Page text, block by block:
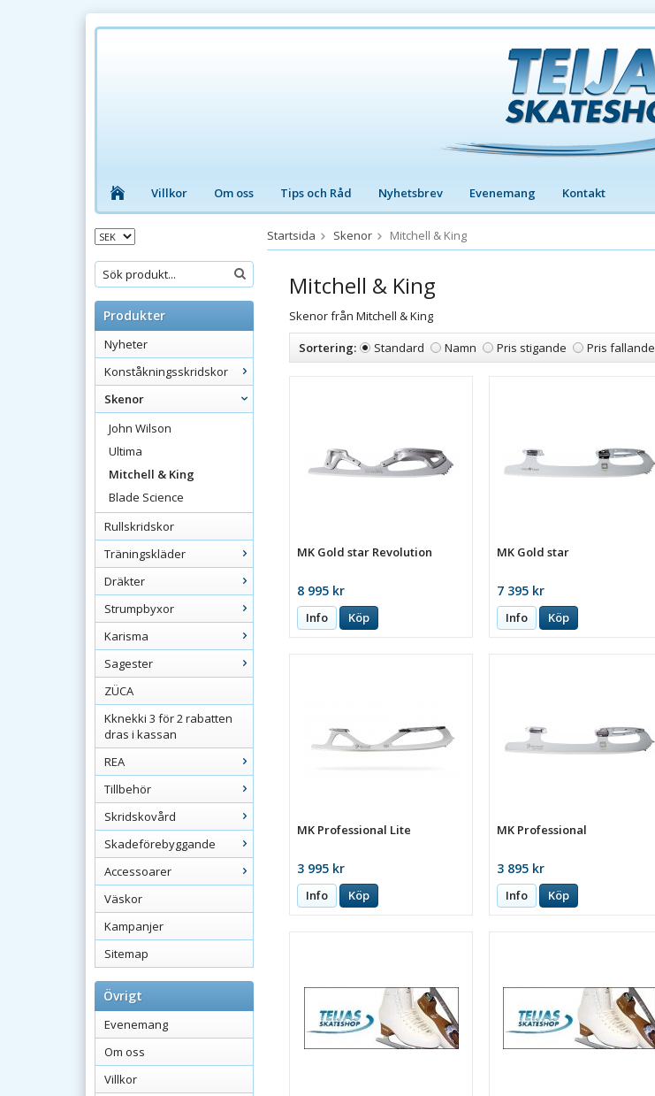
Villkor Om oss Tips och Råd Nyhetsbrev Evenemang Kontakt
Produkter
Nyheter
Konståkningsskridskor
Skenor
John Wilson
Ultima
Mitchell & King
Blade Science
Rullskridskor
Träningskläder
Dräkter
Strumpbyxor
Karisma
Sagester
ZÜCA
Kknekki 3 för 2 rabatten
dras i kassan
REA
Tillbehör
Skridskovård
Skadeförebyggande
Accessoarer
Väskor
Kampanjer
Sitemap
Övrigt
Evenemang
Om oss
Villkor
Startsida Skenor Mitchell & King
Mitchell & King
Skenor från Mitchell & King
Sortering:
Standard Namn Pris stigande Pris fallande
MK Gold star Revolution
8 995 kr
Info Köp
MK Gold star
7 395 kr
Info Köp
MK Professional Lite
3 995 kr
Info Köp
MK Professional
3 895 kr
Info Köp